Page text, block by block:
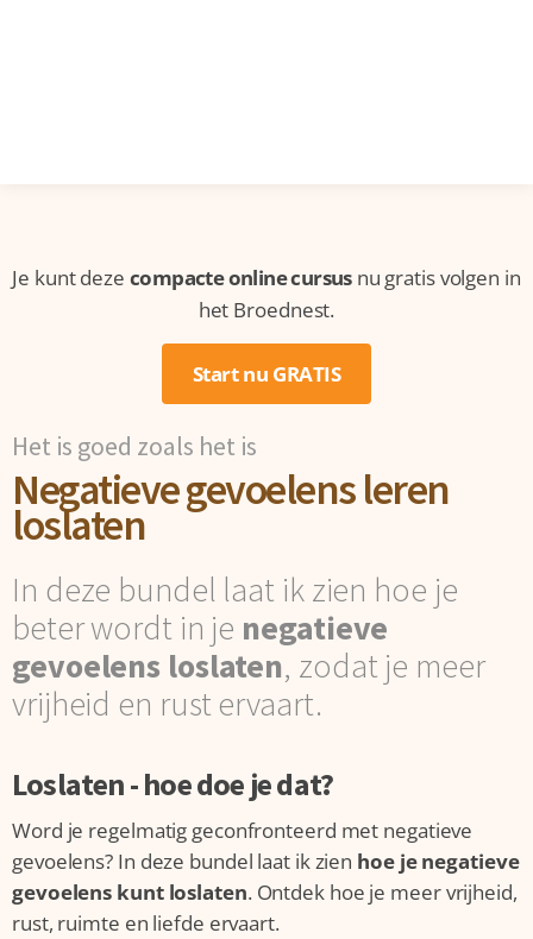
Je kunt deze compacte online cursusnu gratis volgen in
het Broednest.
Start nu GRATIS
Het is goed zoals het is
Negatieve gevoelens leren
loslaten
In deze bundel laat ik zien hoe je
beter wordt in je negatieve
gevoelens loslaten, zodat je meer
vrijheid en rust ervaart.
Loslaten - hoe doe je dat?
Word je regelmatig geconfronteerd met negatieve
gevoelens? In deze bundel laat ik zien hoe je negatieve
gevoelens kunt loslaten. Ontdek hoe je meer vrijheid,
rust, ruimte en liefde ervaart.